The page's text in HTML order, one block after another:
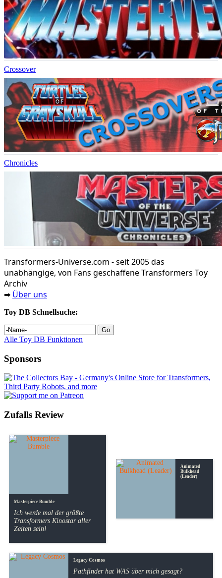
Crossover
Chronicles
Transformers‑Universe.com - seit 2005 das
unabhängige, von Fans geschaffene Transformers Toy
Archiv
➡ Über uns
Toy DB Schnellsuche:
Alle Toy DB Funktionen
Sponsors
Zufalls Review
Masterpiece Bumble
Ich werde mal der größte
Transformers Kinostar aller
Zeiten sein!
Animated
Bulkhead
(Leader)
Legacy Cosmos
Pathfinder hat WAS über mich gesagt?